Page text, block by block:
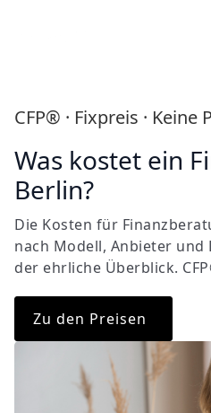
CFP® · Fixpreis · Keine
Was kostet ein
Berlin?
Die Kosten für
nach Modell, Anbieter
der ehrliche Überblick.
Zu den Preisen